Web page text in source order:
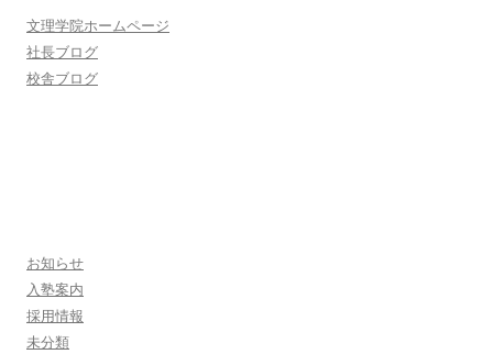
文理学院ホームページ
社長ブログ
校舎ブログ
お知らせ
入塾案内
採用情報
未分類